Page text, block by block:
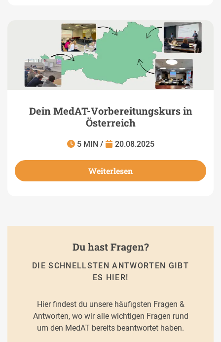
Dein MedAT-Vorbereitungskurs in
Österreich
5 MIN / 20.08.2025
Weiterlesen
Du hast Fragen?
DIE SCHNELLSTEN ANTWORTEN GIBT
ES HIER!
Hier findest du unsere häufigsten Fragen &
Antworten, wo wir alle wichtigen Fragen rund
um den MedAT bereits beantwortet haben.